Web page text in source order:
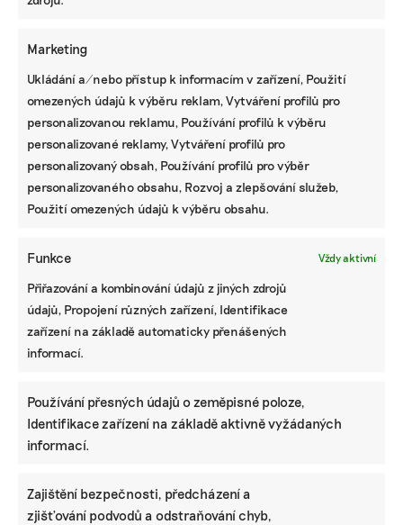
Marketing
Ukládání a/nebo přístup k informacím v zařízení, Použití
omezených údajů k výběru reklam, Vytváření profilů pro
personalizovanou reklamu, Používání profilů k výběru
personalizované reklamy, Vytváření profilů pro
personalizovaný obsah, Používání profilů pro výběr
personalizovaného obsahu, Rozvoj a zlepšování služeb,
Použití omezených údajů k výběru obsahu.
Funkce Vždy aktivní
Přiřazování a kombinování údajů z jiných zdrojů
údajů, Propojení různých zařízení, Identifikace
zařízení na základě automaticky přenášených
informací.
Používání přesných údajů o zeměpisné poloze,
Identifikace zařízení na základě aktivně vyžádaných
informací.
Zajištění bezpečnosti, předcházení a
zjišťování podvodů a odstraňování chyb,
Ruce nás pálily a otékaly nám prsty,
popisuje brněnská floristka problémy s
květinami z Afriky
Fotovoltaika na balkoně utáhne
domácnost, zatímco jste v práci. Lidé je
však často provozují načerno
přijít o desítky miliard. Ve hře jsou
STÁHNĚTE SI NAŠE E-BOOKY